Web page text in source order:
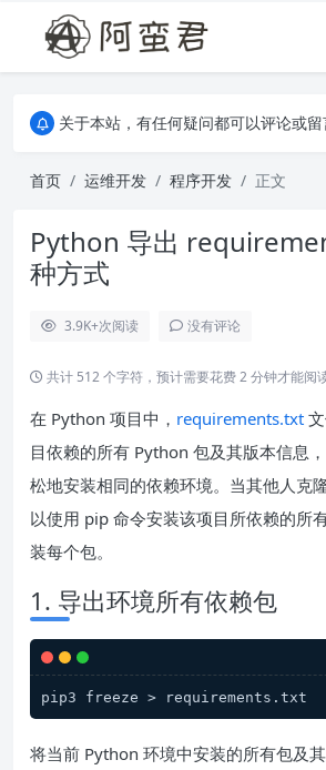
关于本站，有任何疑问都可以评论或
关于本站，有任何疑问都可以评论或留
首页
运维开发 程序开发 正文
Python 导出
种方式
3.9K+次阅读 没有评论
共计 512 个字符，预计需要花费 2 分钟才能阅
在 Python 项目中， requirements.txt
目依赖的所有 Python 包及其版本信息
松地安装相同的依赖环境。当其他人克
以使用 pip 命令安装该项目所依赖的所
装每个包。
1. 导出环境所有依赖包
pip3 freeze > requirements.txt
将当前 Python 环境中安装的所有包及